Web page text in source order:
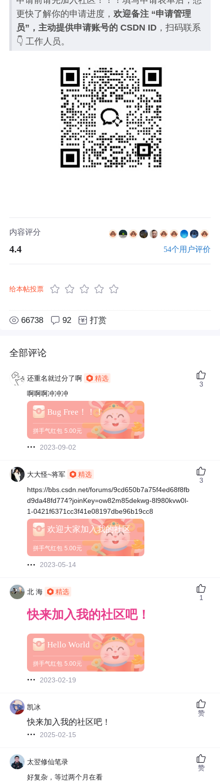
更快了解你的申请进度，欢迎备注 “申请管理
员”，主动提供申请账号的 CSDN ID ，扫码联系
👇 工作人员。
内容评分
4.4 54个用户评价
给本帖投票
66738 92 打赏
全部评论
还重名就过分了啊
精选
啊啊啊冲冲冲
Bug Free！！！
拼手气红包 5.00元
2023-09-02
3
大大怪~将军
精选
https://bbs.csdn.net/forums/9cd650b7a75f4ed68f8fb
d9da48fd774?joinKey=ow82m85dekwg-8l980kvw0l-
1-0421f6371cc3f41e08197dbe96b19cc8
欢迎大家加入我的社区
拼手气红包 5.00元
2023-05-14
3
北 海 精选
快来加入我的社区吧！
Hello World
拼手气红包 5.00元
2023-02-19
1
凯冰
快来加入我的社区吧！
2025-02-15
赞
太翌修仙笔录
好复杂，等过两个月在看
赞